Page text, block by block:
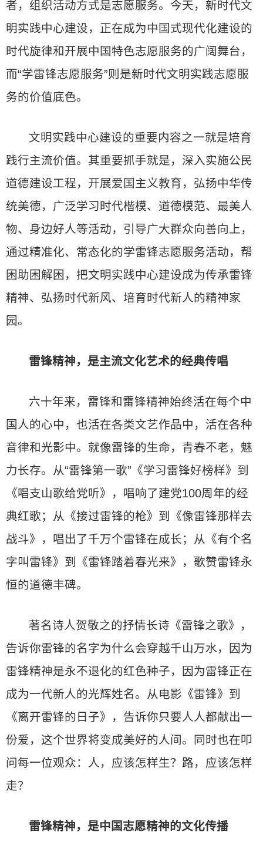
者，组织活动方式是志愿服务。今天，新时代文
明实践中心建设，正在成为中国式现代化建设的
时代旋律和开展中国特色志愿服务的广阔舞台，
而“学雷锋志愿服务”则是新时代文明实践志愿服
务的价值底色。
文明实践中心建设的重要内容之一就是培育
践行主流价值。其重要抓手就是，深入实施公民
道德建设工程，开展爱国主义教育，弘扬中华传
统美德，广泛学习时代楷模、道德模范、最美人
物、身边好人等活动，引导广大群众向善向上，
通过精准化、常态化的学雷锋志愿服务活动，帮
困助困解困，把文明实践中心建设成为传承雷锋
精神、弘扬时代新风、培育时代新人的精神家
园。
雷锋精神，是主流文化艺术的经典传唱
六十年来，雷锋和雷锋精神始终活在每个中
国人的心中，也活在各类文艺作品中，活在各种
音律和光影中。就像雷锋的生命，青春不老，魅
力长存。从“雷锋第一歌”《学习雷锋好榜样》到
《唱支山歌给党听》，唱响了建党100周年的经
典红歌；从《接过雷锋的枪》到《像雷锋那样去
战斗》，唱出了千万个雷锋在成长；从《有个名
字叫雷锋》到《雷锋踏着春光来》，歌赞雷锋永
恒的道德丰碑。
著名诗人贺敬之的抒情长诗《雷锋之歌》，
告诉你雷锋的名字为什么会穿越千山万水，因为
雷锋精神是永不退化的红色种子，因为雷锋正在
成为一代新人的光辉姓名。从电影《雷锋》到
《离开雷锋的日子》，告诉你只要人人都献出一
份爱，这个世界将变成美好的人间。同时也在叩
问每一位观众：人，应该怎样生？路，应该怎样
走？
雷锋精神，是中国志愿精神的文化传播